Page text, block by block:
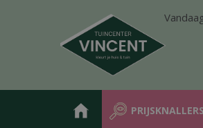
PRIJSKNALLERS